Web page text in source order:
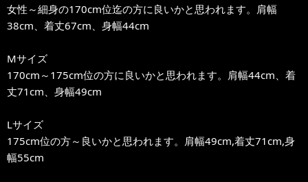
女性～細身の170cm位迄の方に良いかと思われます。肩幅
38cm、着丈67cm、身幅44cm
Mサイズ
170cm～175cm位の方に良いかと思われます。肩幅44cm、着
丈71cm、身幅49cm
Lサイズ
175cm位の方～良いかと思われます。肩幅49cm,着丈71cm,身
幅55cm